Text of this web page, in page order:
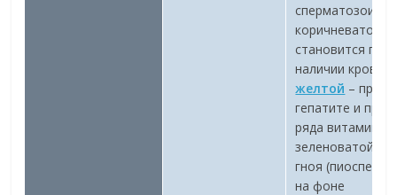
коричневатой
становится при
наличии крови,
желтой – при
гепатите и
ряда витаминов,
зеленоватой –
гноя
на фоне